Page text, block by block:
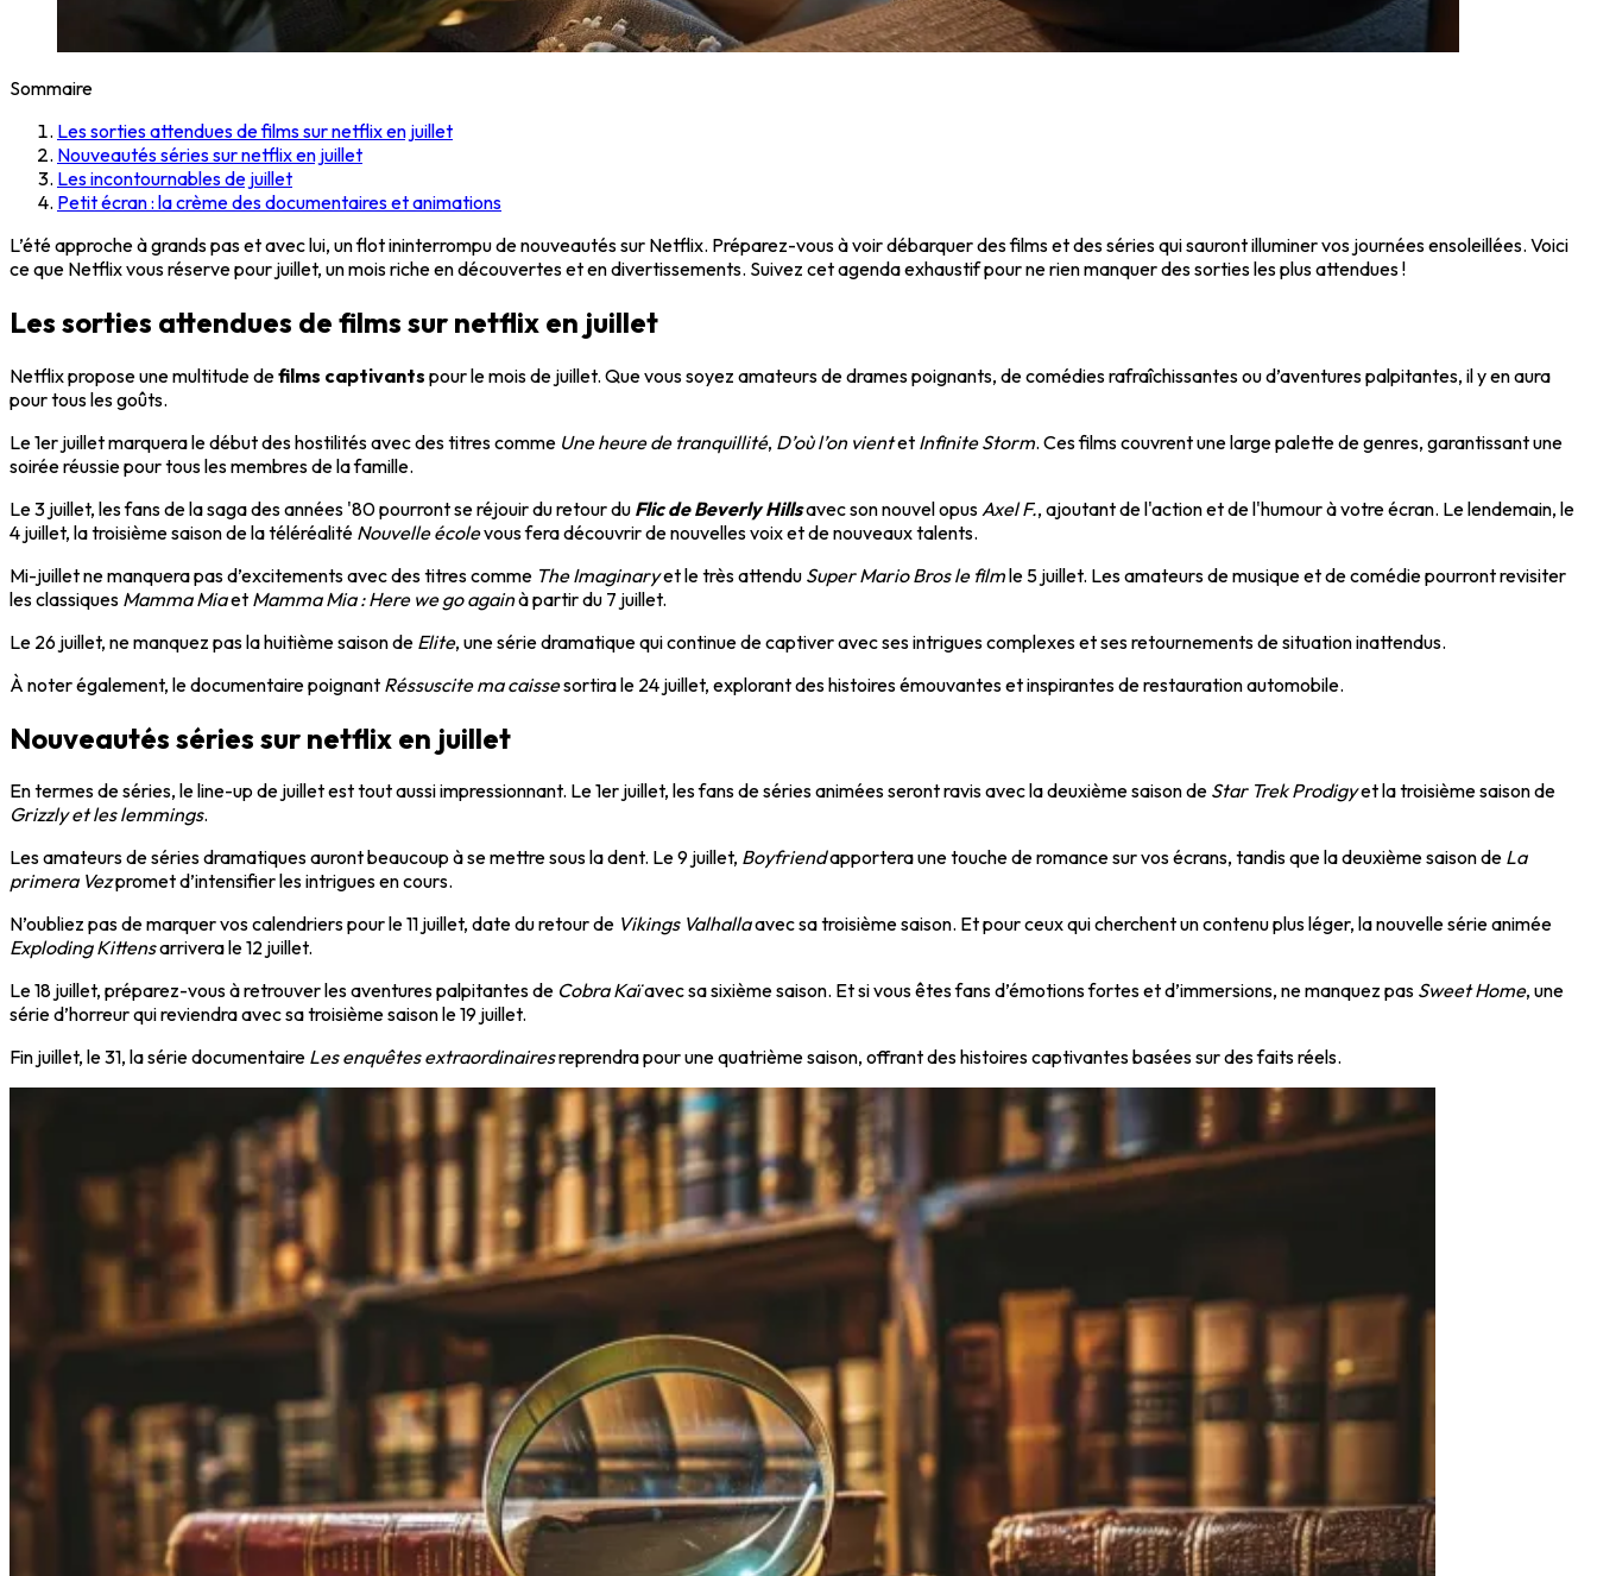
Sommaire
Les sorties attendues de films sur netflix en juillet
Nouveautés séries sur netflix en juillet
Les incontournables de juillet
Petit écran : la crème des documentaires et animations
L’été approche à grands pas et avec lui, un flot ininterrompu de nouveautés sur Netflix. Préparez-vous à voir débarquer des films et des séries qui sauront illuminer vos journées ensoleillées. Voici
ce que Netflix vous réserve pour juillet, un mois riche en découvertes et en divertissements. Suivez cet agenda exhaustif pour ne rien manquer des sorties les plus attendues !
Les sorties attendues de films sur netflix en juillet
Netflix propose une multitude defilms captivants pour le mois de juillet. Que vous soyez amateurs de drames poignants, de comédies rafraîchissantes ou d’aventures palpitantes, il y en aura
pour tous les goûts.
Le 1er juillet marquera le début des hostilités avec des titres comme Une heure de tranquillité, D’où l’on vientet Infinite Storm. Ces films couvrent une large palette de genres, garantissant une
soirée réussie pour tous les membres de la famille.
Le 3 juillet, les fans de la saga des années '80 pourront se réjouir du retour du Flic de Beverly Hillsavec son nouvel opus Axel F., ajoutant de l'action et de l'humour à votre écran. Le lendemain, le
4 juillet, la troisième saison de la téléréalité Nouvelle écolevous fera découvrir de nouvelles voix et de nouveaux talents.
Mi-juillet ne manquera pas d’excitements avec des titres comme The Imaginaryet le très attendu Super Mario Bros le filmle 5 juillet. Les amateurs de musique et de comédie pourront revisiter
les classiques Mamma Miaet Mamma Mia : Here we go againà partir du 7 juillet.
Le 26 juillet, ne manquez pas la huitième saison de Elite, une série dramatique qui continue de captiver avec ses intrigues complexes et ses retournements de situation inattendus.
À noter également, le documentaire poignant Réssuscite ma caissesortira le 24 juillet, explorant des histoires émouvantes et inspirantes de restauration automobile.
Nouveautés séries sur netflix en juillet
En termes de séries, le line-up de juillet est tout aussi impressionnant. Le 1er juillet, les fans de séries animées seront ravis avec la deuxième saison de Star Trek Prodigyet la troisième saison de
Grizzly et les lemmings.
Les amateurs de séries dramatiques auront beaucoup à se mettre sous la dent. Le 9 juillet, Boyfriendapportera une touche de romance sur vos écrans, tandis que la deuxième saison de La
primera Vezpromet d’intensifier les intrigues en cours.
N’oubliez pas de marquer vos calendriers pour le 11 juillet, date du retour de Vikings Valhallaavec sa troisième saison. Et pour ceux qui cherchent un contenu plus léger, la nouvelle série animée
Exploding Kittensarrivera le 12 juillet.
Le 18 juillet, préparez-vous à retrouver les aventures palpitantes de Cobra Kaïavec sa sixième saison. Et si vous êtes fans d’émotions fortes et d’immersions, ne manquez pas Sweet Home, une
série d’horreur qui reviendra avec sa troisième saison le 19 juillet.
Fin juillet, le 31, la série documentaire Les enquêtes extraordinairesreprendra pour une quatrième saison, offrant des histoires captivantes basées sur des faits réels.